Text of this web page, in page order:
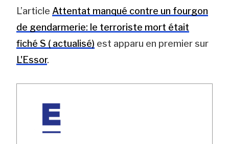
L’article Attentat manqué contre un fourgon
de gendarmerie: le terroriste mort était
fiché S ( actualisé) est apparu en premier sur
L'Essor.